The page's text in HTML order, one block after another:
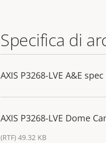
Specifica di
AXIS P3268-LVE A&E
AXIS P3268-LVE Dome
(RTF) 49.32 KB